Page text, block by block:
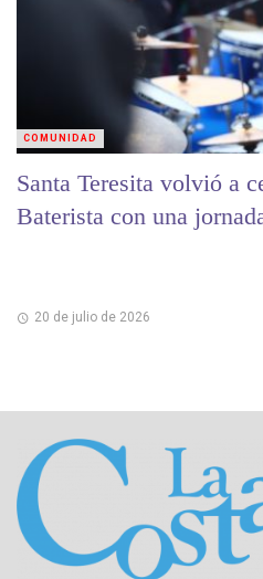
Santa Teresita volvió a
Baterista con una
20 de julio de 2026
COMUNIDAD